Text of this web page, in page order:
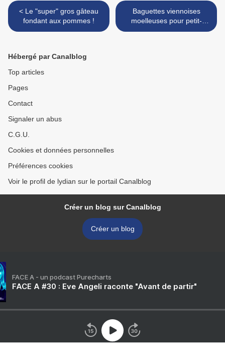
< Le "super" gros gâteau
fondant aux pommes !
Baguettes viennoises
moelleuses pour petit-
déjeuner gourmand... >
Hébergé par Canalblog
Top articles
Pages
Contact
Signaler un abus
C.G.U.
Cookies et données personnelles
Préférences cookies
Voir le profil de lydian sur le portail Canalblog
Créer un blog sur Canalblog
Créer un blog
FACE A - un podcast Purecharts
FACE A #30 : Eve Angeli raconte "Avant de partir"